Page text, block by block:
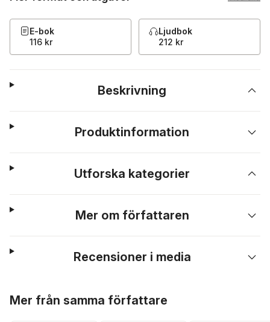
E-bok
116 kr
Ljudbok
212 kr
Beskrivning
Produktinformation
Utforska kategorier
Mer om författaren
Recensioner i media
Mer från samma författare